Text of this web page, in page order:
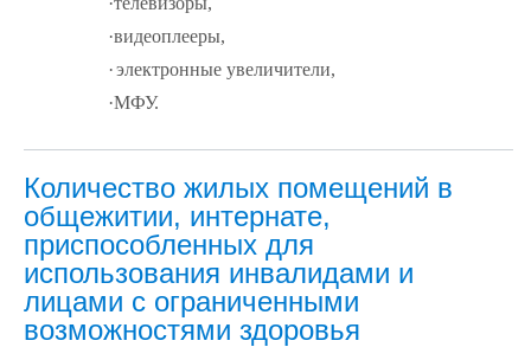
·видеоплееры,
·электронные увеличители,
·МФУ.
Количество жилых помещений в
общежитии, интернате,
приспособленных для
использования инвалидами и
лицами с ограниченными
возможностями здоровья